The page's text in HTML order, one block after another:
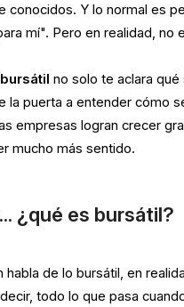
conocidos. Y lo normal es
mí". Pero en realidad, no
no solo te aclara
la puerta a entender cómo
empresas logran crecer
mucho más sentido.
¿qué es bursátil?
habla de lo bursátil, en
todo lo que pasa